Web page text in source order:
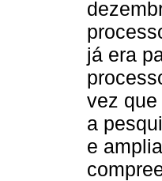
já era
vez
a
e